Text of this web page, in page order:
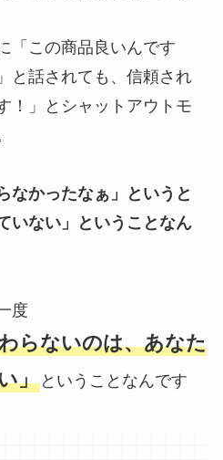
「この商品良いんです
と話されても、信頼され
！」とシャットアウトモ
なかったなぁ」というと
いない」ということなん
度
らないのは、あなた
」ということなんです